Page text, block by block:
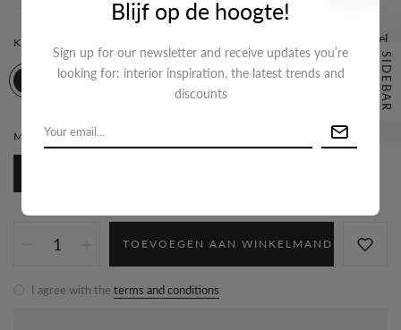
KLEUR:
MATERIAAL:STAINLESS-STEEL
Maattabel
TOEVOEGEN AAN WINKELMAND
I agree with the terms and conditions
SIDEBAR
Blijf op de hoogte!
Sign up for our newsletter and receive updates you’re
looking for: interior inspiration, the latest trends and
discounts